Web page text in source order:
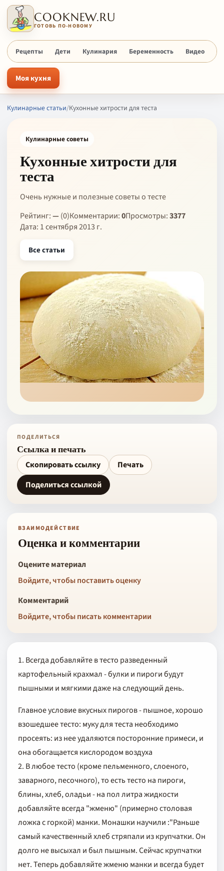
COOKNEW.RU
ГОТОВЬ ПО-НОВОМУ
Рецепты Дети Кулинария Беременность Видео
Моя кухня
Кулинарные статьи/Кухонные хитрости для теста
Кулинарные советы
Кухонные хитрости для
теста
Очень нужные и полезные советы о тесте
Рейтинг:— (0)Комментарии:0Просмотры:3377
Дата: 1 сентября 2013 г.
Все статьи
ПОДЕЛИТЬСЯ
Ссылка и печать
Скопировать ссылку
Печать
Поделиться ссылкой
ВЗАИМОДЕЙСТВИЕ
Оценка и комментарии
Оцените материал
Войдите, чтобы поставить оценку
Комментарий
Войдите, чтобы писать комментарии
1. Всегда добавляйте в тесто разведенный
картофельный крахмал - булки и пироги будут
пышными и мягкими даже на следующий день.
Главное условие вкусных пирогов - пышное, хорошо
взошедшее тесто: муку для теста необходимо
просеять: из нее удаляются посторонние примеси, и
она обогащается кислородом воздуха
2. В любое тесто (кроме пельменного, слоеного,
заварного, песочного), то есть тесто на пироги,
блины, хлеб, оладьи - на пол литра жидкости
добавляйте всегда "жменю" (примерно столовая
ложка с горкой) манки. Монашки научили :"Раньше
самый качественный хлеб стряпали из крупчатки. Он
долго не высыхал и был пышным. Сейчас крупчатки
нет. Теперь добавляйте жменю манки и всегда будет